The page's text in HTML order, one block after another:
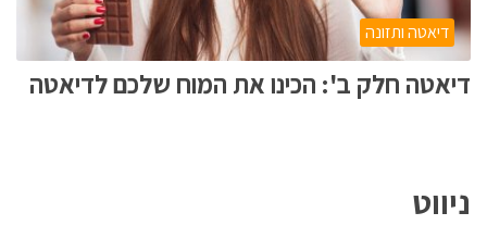
דיאטה ותזונה
דיאטה חלק ב': הכינו את המוח שלכם לדיאטה
ניווט